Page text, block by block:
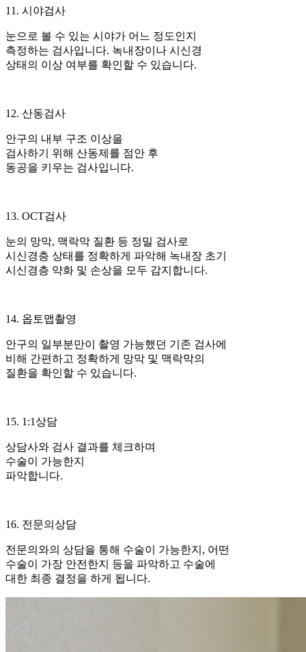
11. 시야검사
눈으로 볼 수 있는 시야가 어느 정도인지
측정하는 검사입니다. 녹내장이나 시신경
상태의 이상 여부를 확인할 수 있습니다.
12. 산동검사
안구의 내부 구조 이상을
검사하기 위해 산동제를 점안 후
동공을 키우는 검사입니다.
13. OCT검사
눈의 망막, 맥락막 질환 등 정밀 검사로
시신경층 상태를 정확하게 파악해 녹내장 초기
시신경층 약화 및 손상을 모두 감지합니다.
14. 옵토맵촬영
안구의 일부분만이 촬영 가능했던 기존 검사에
비해 간편하고 정확하게 망막 및 맥락막의
질환을 확인할 수 있습니다.
15. 1:1상담
상담사와 검사 결과를 체크하며
수술이 가능한지
파악합니다.
16. 전문의상담
전문의와의 상담을 통해 수술이 가능한지, 어떤
수술이 가장 안전한지 등을 파악하고 수술에
대한 최종 결정을 하게 됩니다.